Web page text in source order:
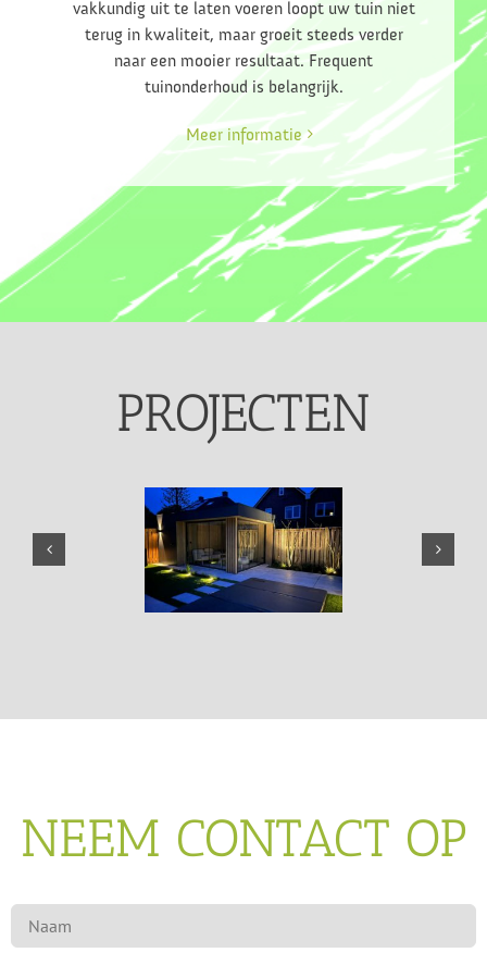
vakkundig uit te laten voeren loopt uw tuin niet
terug in kwaliteit, maar groeit steeds verder
naar een mooier resultaat. Frequent
tuinonderhoud is belangrijk.
Meer informatie
PROJECTEN
NEEM CONTACT OP